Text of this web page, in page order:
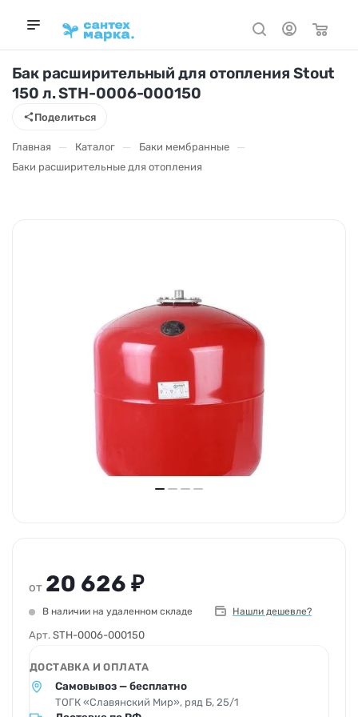
Поделиться
Бак расширительный для отопления Stout
150 л. STH-0006-000150
Главная — Каталог — Баки мембранные —
Баки расширительные для отопления
от 20 626 ₽
В наличии на удаленном складе Нашли дешевле?
Арт. STH-0006-000150
ДОСТАВКА И ОПЛАТА
Самовывоз — бесплатно
ТОГК «Славянский Мир», ряд Б, 25/1